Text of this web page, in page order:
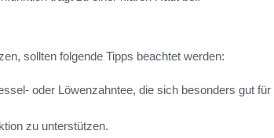
sollten folgende Tipps beachtet werden:
oder Löwenzahntee, die sich besonders gut für
zu unterstützen.